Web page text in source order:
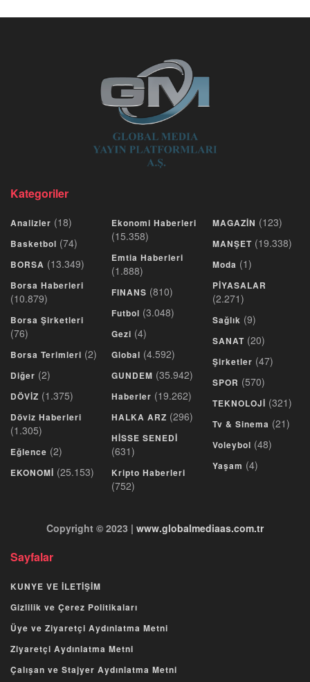
Kategoriler
Analizler (18)
Basketbol (74)
BORSA (13.349)
Borsa Haberleri
(10.879)
Borsa Şirketleri
(76)
Borsa Terimleri (2)
Diğer (2)
DÖVİZ (1.375)
Döviz Haberleri
(1.305)
Eğlence (2)
EKONOMİ (25.153)
Ekonomi Haberleri
(15.358)
Emtia Haberleri
(1.888)
FINANS (810)
Futbol (3.048)
Gezi (4)
Global (4.592)
GUNDEM (35.942)
Haberler (19.262)
HALKA ARZ (296)
HİSSE SENEDİ
(631)
Kripto Haberleri
(752)
MAGAZİN (123)
MANŞET (19.338)
Moda (1)
PİYASALAR
(2.271)
Sağlık (9)
SANAT (20)
Şirketler (47)
SPOR (570)
TEKNOLOJİ (321)
Tv & Sinema (21)
Voleybol (48)
Yaşam (4)
Copyright © 2023 | www.globalmediaas.com.tr
Sayfalar
KUNYE VE İLETİŞİM
Gizlilik ve Çerez Politikaları
Üye ve Ziyaretçi Aydınlatma Metni
Ziyaretçi Aydınlatma Metni
Çalışan ve Stajyer Aydınlatma Metni